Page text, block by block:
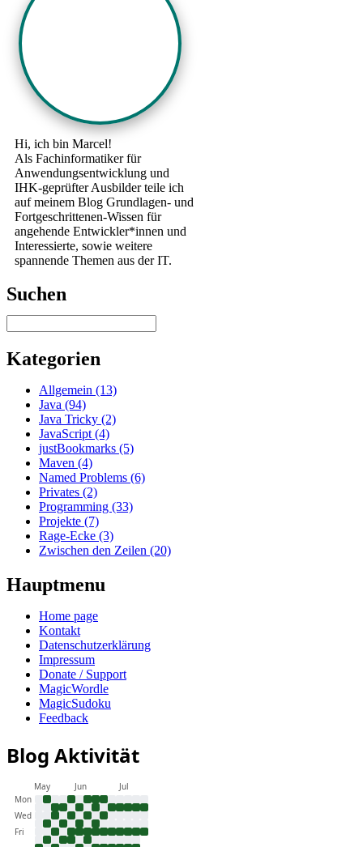
Hi, ich bin Marcel!
Als Fachinformatiker für
Anwendungsentwicklung und
IHK-geprüfter Ausbilder teile ich
auf meinem Blog Grundlagen- und
Fortgeschrittenen-Wissen für
angehende Entwickler*innen und
Interessierte, sowie weitere
spannende Themen aus der IT.
Suchen
Kategorien
Allgemein (13)
Java (94)
Java Tricky (2)
JavaScript (4)
justBookmarks (5)
Maven (4)
Named Problems (6)
Privates (2)
Programming (33)
Projekte (7)
Rage-Ecke (3)
Zwischen den Zeilen (20)
Hauptmenu
Home page
Kontakt
Datenschutzerklärung
Impressum
Donate / Support
MagicWordle
MagicSudoku
Feedback
Blog Aktivität
May Jun
Jul
Mon
Wed
Fri